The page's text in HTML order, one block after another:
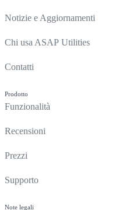
Notizie e Aggiornamenti
Chi usa ASAP Utilities
Contatti
Prodotto
Funzionalità
Recensioni
Prezzi
Supporto
Note legali